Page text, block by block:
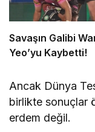
Savaşın Galibi
Yeo’yu Kaybetti!
Ancak Dünya
birlikte sonuçlar
erdem değil.